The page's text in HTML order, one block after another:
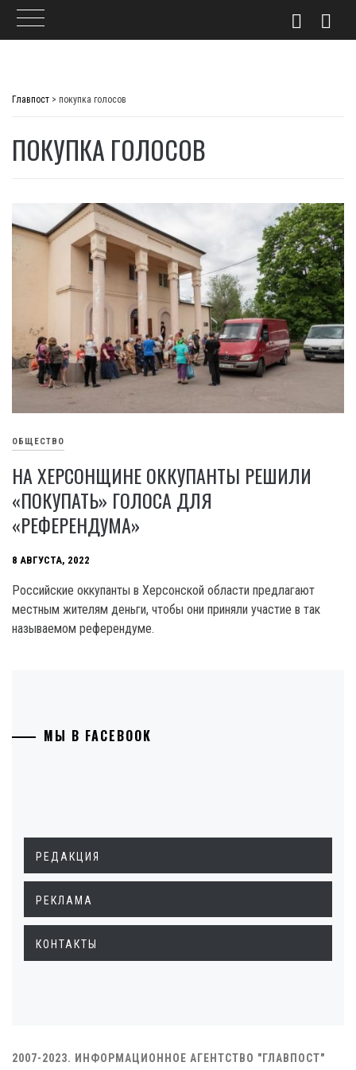
Главпост > покупка голосов
ПОКУПКА ГОЛОСОВ
ОБЩЕСТВО
НА ХЕРСОНЩИНЕ ОККУПАНТЫ РЕШИЛИ
«ПОКУПАТЬ» ГОЛОСА ДЛЯ
«РЕФЕРЕНДУМА»
8 АВГУСТА, 2022
Российские оккупанты в Херсонской области предлагают
местным жителям деньги, чтобы они приняли участие в так
называемом референдуме.
МЫ В FACEBOOK
РЕДАКЦИЯ
РЕКЛАМА
КОНТАКТЫ
2007-2023. ИНФОРМАЦИОННОЕ АГЕНТСТВО "ГЛАВПОСТ"